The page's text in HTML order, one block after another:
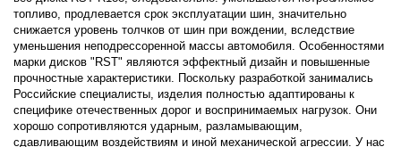
топливо, продлевается срок эксплуатации шин, значительно
снижается уровень толчков от шин при вождении, вследствие
уменьшения неподрессоренной массы автомобиля. Особенностями
марки дисков "RST" являются эффектный дизайн и повышенные
прочностные характеристики. Поскольку разработкой занимались
Российские специалисты, изделия полностью адаптированы к
специфике отечественных дорог и воспринимаемых нагрузок. Они
хорошо сопротивляются ударным, разламывающим,
сдавливающим воздействиям и иной механической агрессии. У нас